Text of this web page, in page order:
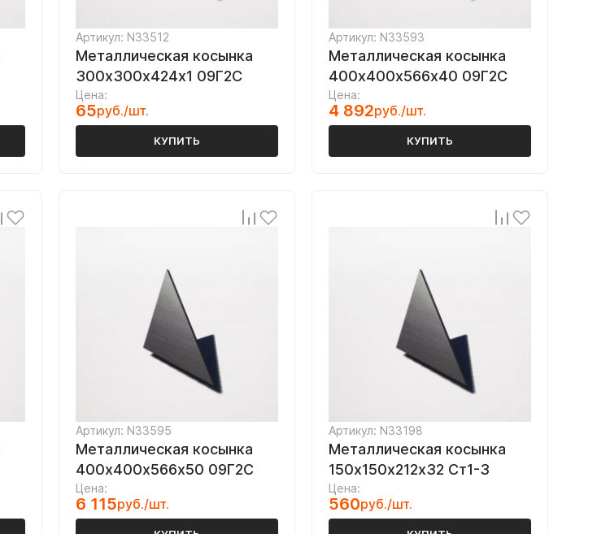
Артикул: N33512
Металлическая косынка
300х300х424х1 09Г2С
Цена:
65руб./шт.
КУПИТЬ
Артикул: N33593
Металлическая косынка
400х400х566х40 09Г2С
Цена:
4 892руб./шт.
КУПИТЬ
Артикул: N33595
Металлическая косынка
400х400х566х50 09Г2С
Цена:
6 115руб./шт.
Артикул: N33198
Металлическая косынка
150х150х212х32 Ст1-3
Цена:
560руб./шт.